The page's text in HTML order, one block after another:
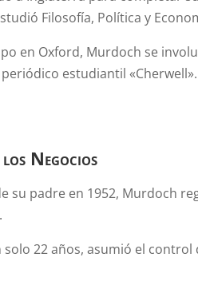
Filosofía, Política y
en Oxford, Murdoch se
estudiantil «Cherwell».
los Negocios
su padre en 1952, Murdoch
solo 22 años, asumió el